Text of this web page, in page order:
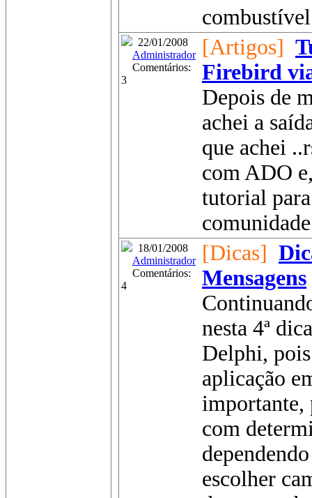
22/01/2008
Administrador
Comentários:
3
[Artigos]
Firebird
Depois de
achei a
que achei
com ADO
tutorial
18/01/2008
Administrador
Comentários:
4
[Dicas]
Mensagens
nesta 4ª
Delphi,
aplicação
importante,
com
escolher